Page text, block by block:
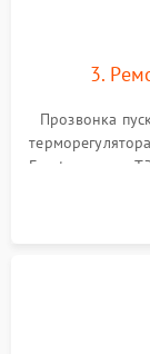
3.
Прозвонка
Frost, включая